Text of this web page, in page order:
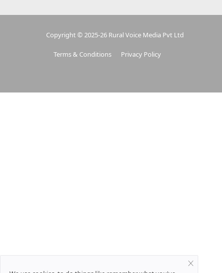
Copyright © 2025-26 Rural Voice Media Pvt Ltd
Terms & Conditions Privacy Policy